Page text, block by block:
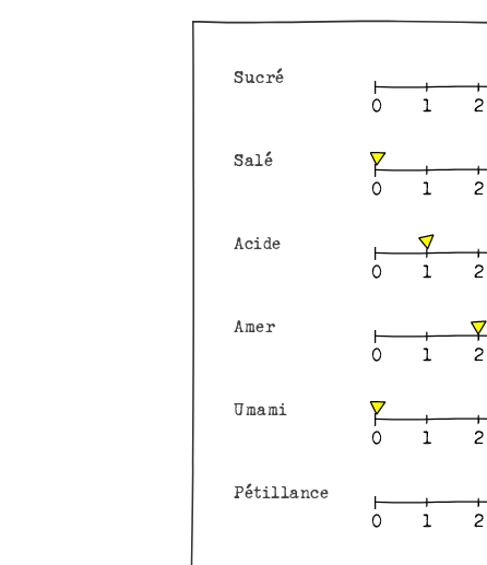
Sucré
Salé
Acide
Amer
Umami
Pétillance